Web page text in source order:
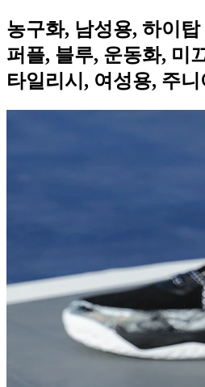
농구화, 남성용, 하이
퍼플, 블루, 운동화, 미
타일리시, 여성용, 주